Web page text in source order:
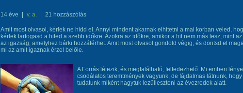
14 éve v. a. 21 hozzászólás
Amit most olvasol, kérlek ne hidd el. Annyi mindent akarnak elhitetni a mai korban veled,
kérlek tartogasd a hited a szebb időkre. Azokra az időkre, amikor a hit nem más lesz, mint az
az igazság, amelyhez bárki hozzáférhet. Amit most olvasol gondold végig, és döntsd el
mi az amit igaznak érzel belőle.
A Forrás létezik, és megtalálható, felfedezhető. Mi emberi
csodálatos teremtmények vagyunk, de fájdalmas látnunk, hogy
tudatunk miként hagytuk lezülleszteni az évezredek alatt.